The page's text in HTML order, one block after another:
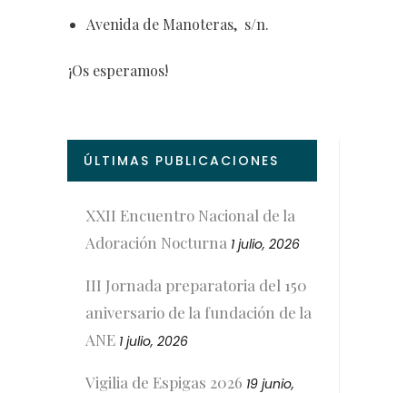
Avenida de Manoteras, s/n.
¡Os esperamos!
ÚLTIMAS PUBLICACIONES
XXII Encuentro Nacional de la
Adoración Nocturna 1 julio, 2026
III Jornada preparatoria del 150
aniversario de la fundación de la
ANE 1 julio, 2026
Vigilia de Espigas 2026 19 junio,